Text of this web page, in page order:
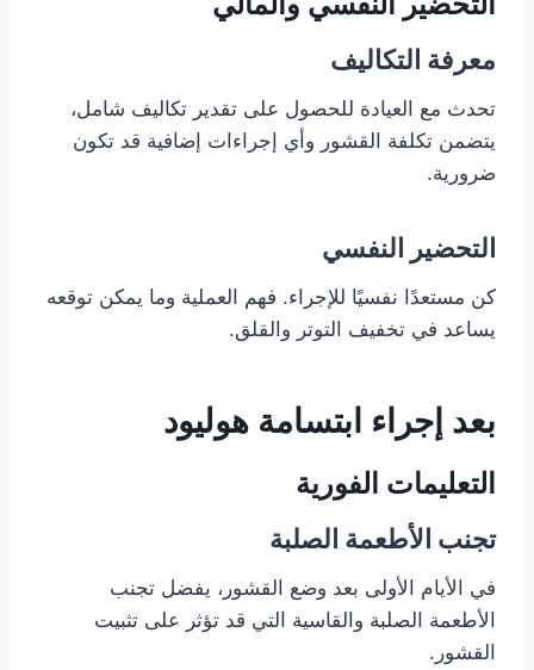
معرفة التكاليف
تحدث مع العيادة للحصول على تقدير تكاليف شامل،
يتضمن تكلفة القشور وأي إجراءات إضافية قد تكون
ضرورية.
التحضير النفسي
كن مستعدًا نفسيًا للإجراء. فهم العملية وما يمكن توقعه
يساعد في تخفيف التوتر والقلق.
بعد إجراء ابتسامة هوليود
التعليمات الفورية
تجنب الأطعمة الصلبة
في الأيام الأولى بعد وضع القشور، يفضل تجنب
الأطعمة الصلبة والقاسية التي قد تؤثر على تثبيت
القشور.